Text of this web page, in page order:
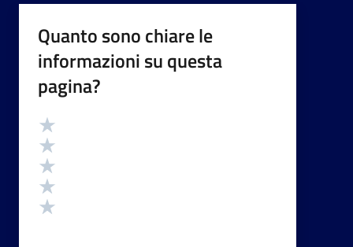
Quanto sono chiare le
informazioni su questa
pagina?
Valutazione